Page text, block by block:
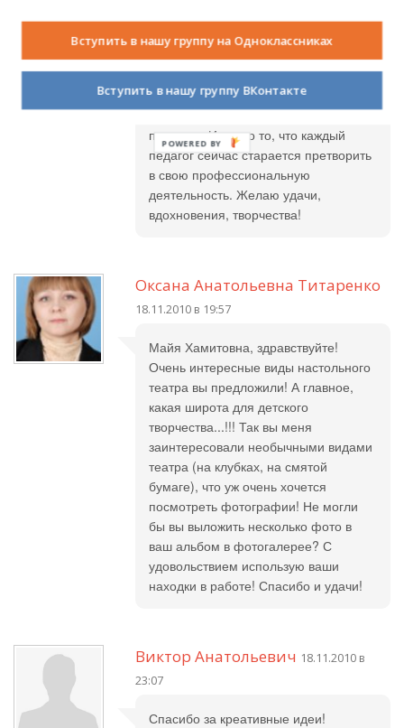
эмоционально! Театр, сделанный
заинтересуются и родители, тогда
возникнет взаимодействие со всех
трех сторон: дети - родители -
педагоги. Именно то, что каждый
педагог сейчас старается претворить
в свою профессиональную
деятельность. Желаю удачи,
вдохновения, творчества!
Оксана Анатольевна Титаренко
18.11.2010 в 19:57
Майя Хамитовна, здравствуйте!
Очень интересные виды настольного
театра вы предложили! А главное,
какая широта для детского
творчества...!!! Так вы меня
заинтересовали необычными видами
театра (на клубках, на смятой
бумаге), что уж очень хочется
посмотреть фотографии! Не могли
бы вы выложить несколько фото в
ваш альбом в фотогалерее? С
удовольствием использую ваши
находки в работе! Спасибо и удачи!
Виктор Анатольевич 18.11.2010 в
23:07
Спасибо за креативные идеи!
Вступить в нашу группу на Одноклассниках
Вступить в нашу группу ВКонтакте
POWERED
BY